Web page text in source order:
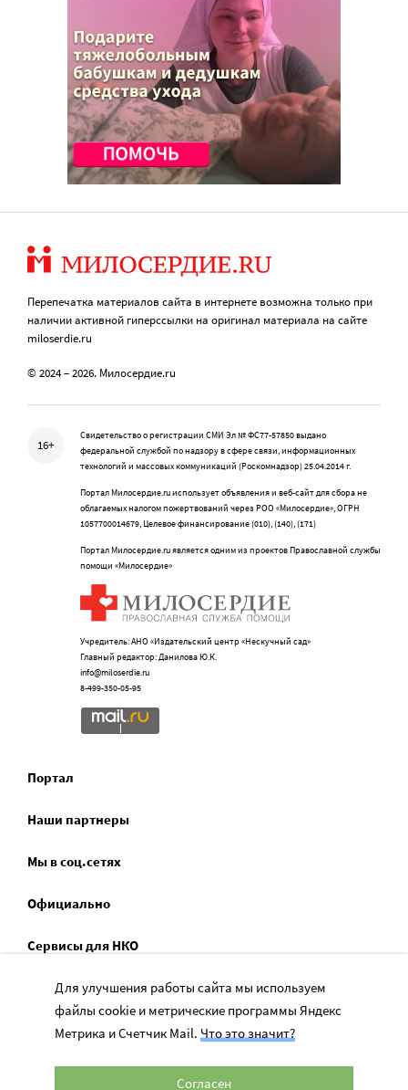
Перепечатка материалов сайта в интернете возможна только при
наличии активной гиперссылки на оригинал материала на сайте
miloserdie.ru
© 2024 – 2026. Милосердие.ru
16+
Свидетельство о регистрации СМИ Эл № ФС77-57850 выдано
федеральной службой по надзору в сфере связи, информационных
технологий и массовых коммуникаций (Роскомнадзор) 25.04.2014 г.
Портал Милосердие.ru использует объявления и веб-сайт для сбора не
облагаемых налогом пожертвований через РОО «Милосердие», ОГРН
1057700014679, Целевое финансирование (010), (140), (171)
Портал Милосердие.ru является одним из проектов Православной службы
помощи «Милосердие»
Учредитель: АНО «Издательский центр «Нескучный сад»
Главный редактор: Данилова Ю.К.
info@miloserdie.ru
8-499-350-05-95
Портал
Наши партнеры
Мы в соц.сетях
Официально
Сервисы для НКО
Спецпроекты
Социальное служение
Для улучшения работы сайта мы используем
файлы cookie и метрические программы Яндекс
Метрика и Счетчик Mail. Что это значит?
Согласен